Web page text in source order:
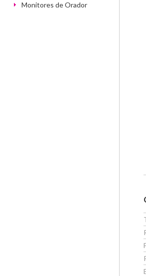
Monitores de Orador